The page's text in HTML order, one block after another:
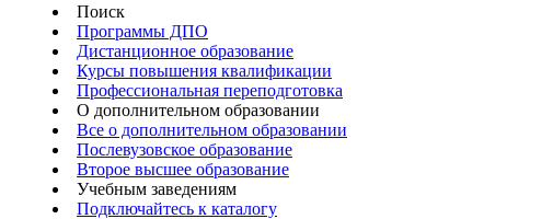
Поиск
Программы ДПО
Дистанционное образование
Курсы повышения квалификации
Профессиональная переподготовка
О дополнительном образовании
Все о дополнительном образовании
Послевузовское образование
Второе высшее образование
Учебным заведениям
Подключайтесь к каталогу